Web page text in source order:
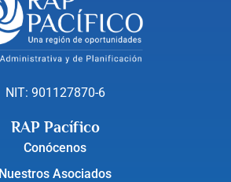
NIT: 901127870-6
RAP Pacífico
Conócenos
Nuestros Asociados